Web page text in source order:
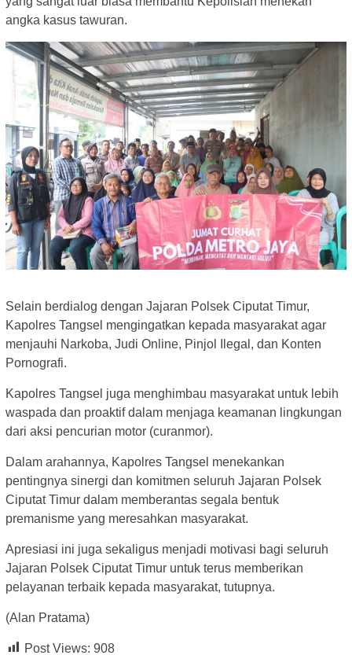
angka kasus tawuran.
Selain berdialog dengan Jajaran Polsek Ciputat Timur,
Kapolres Tangsel mengingatkan kepada masyarakat agar
menjauhi Narkoba, Judi Online, Pinjol Ilegal, dan Konten
Pornografi.
Kapolres Tangsel juga menghimbau masyarakat untuk lebih
waspada dan proaktif dalam menjaga keamanan lingkungan
dari aksi pencurian motor (curanmor).
Dalam arahannya, Kapolres Tangsel menekankan
pentingnya sinergi dan komitmen seluruh Jajaran Polsek
Ciputat Timur dalam memberantas segala bentuk
premanisme yang meresahkan masyarakat.
Apresiasi ini juga sekaligus menjadi motivasi bagi seluruh
Jajaran Polsek Ciputat Timur untuk terus memberikan
pelayanan terbaik kepada masyarakat, tutupnya.
(Alan Pratama)
Post Views: 908